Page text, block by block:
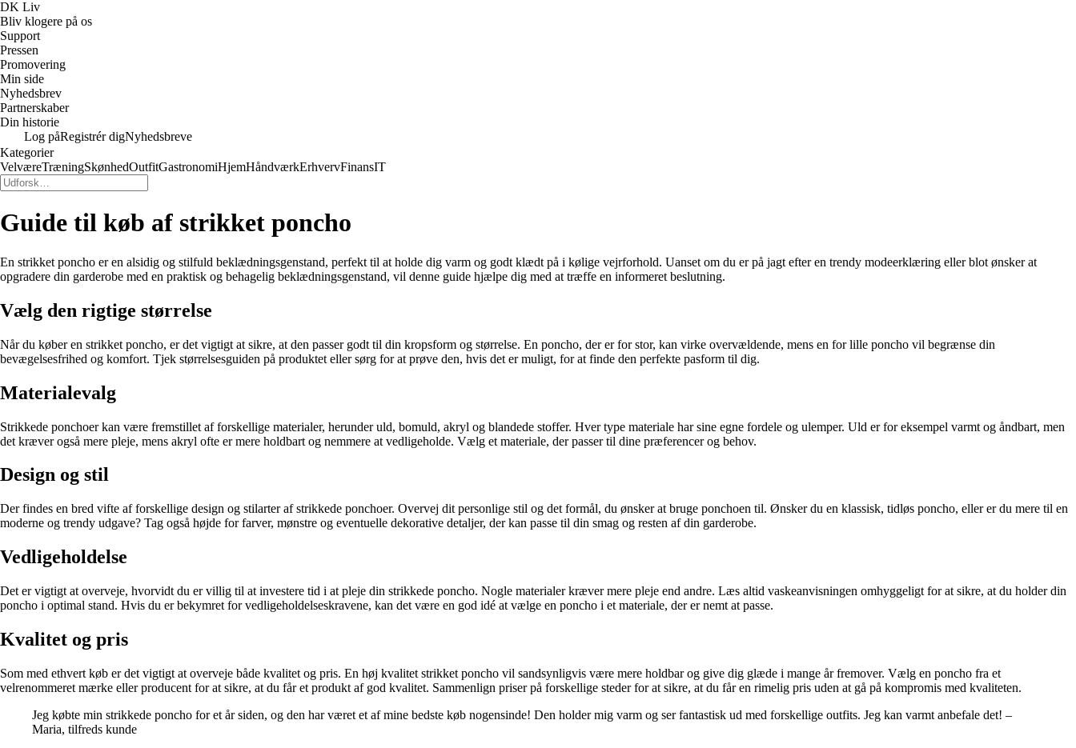
DK Liv
Bliv klogere på os
Support
Pressen
Promovering
Min side
Nyhedsbrev
Partnerskaber
Din historie
Log påRegistrér digNyhedsbreve
Kategorier
VelværeTræningSkønhedOutfitGastronomiHjemHåndværkErhvervFinansIT
Guide til køb af strikket poncho
En strikket poncho er en alsidig og stilfuld beklædningsgenstand, perfekt til at holde dig varm og godt klædt på i kølige vejrforhold. Uanset om du er på jagt efter en trendy modeerklæring eller blot ønsker at
opgradere din garderobe med en praktisk og behagelig beklædningsgenstand, vil denne guide hjælpe dig med at træffe en informeret beslutning.
Vælg den rigtige størrelse
Når du køber en strikket poncho, er det vigtigt at sikre, at den passer godt til din kropsform og størrelse. En poncho, der er for stor, kan virke overvældende, mens en for lille poncho vil begrænse din
bevægelsesfrihed og komfort. Tjek størrelsesguiden på produktet eller sørg for at prøve den, hvis det er muligt, for at finde den perfekte pasform til dig.
Materialevalg
Strikkede ponchoer kan være fremstillet af forskellige materialer, herunder uld, bomuld, akryl og blandede stoffer. Hver type materiale har sine egne fordele og ulemper. Uld er for eksempel varmt og åndbart, men
det kræver også mere pleje, mens akryl ofte er mere holdbart og nemmere at vedligeholde. Vælg et materiale, der passer til dine præferencer og behov.
Design og stil
Der findes en bred vifte af forskellige design og stilarter af strikkede ponchoer. Overvej dit personlige stil og det formål, du ønsker at bruge ponchoen til. Ønsker du en klassisk, tidløs poncho, eller er du mere til en
moderne og trendy udgave? Tag også højde for farver, mønstre og eventuelle dekorative detaljer, der kan passe til din smag og resten af din garderobe.
Vedligeholdelse
Det er vigtigt at overveje, hvorvidt du er villig til at investere tid i at pleje din strikkede poncho. Nogle materialer kræver mere pleje end andre. Læs altid vaskeanvisningen omhyggeligt for at sikre, at du holder din
poncho i optimal stand. Hvis du er bekymret for vedligeholdelseskravene, kan det være en god idé at vælge en poncho i et materiale, der er nemt at passe.
Kvalitet og pris
Som med ethvert køb er det vigtigt at overveje både kvalitet og pris. En høj kvalitet strikket poncho vil sandsynligvis være mere holdbar og give dig glæde i mange år fremover. Vælg en poncho fra et
velrenommeret mærke eller producent for at sikre, at du får et produkt af god kvalitet. Sammenlign priser på forskellige steder for at sikre, at du får en rimelig pris uden at gå på kompromis med kvaliteten.
Jeg købte min strikkede poncho for et år siden, og den har været et af mine bedste køb nogensinde! Den holder mig varm og ser fantastisk ud med forskellige outfits. Jeg kan varmt anbefale det! –
Maria, tilfreds kunde